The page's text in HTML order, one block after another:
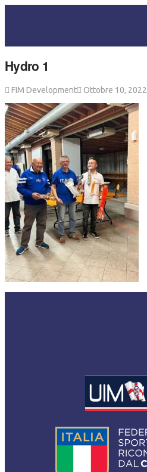
Hydro 1
FIM Development Ottobre 10, 2022